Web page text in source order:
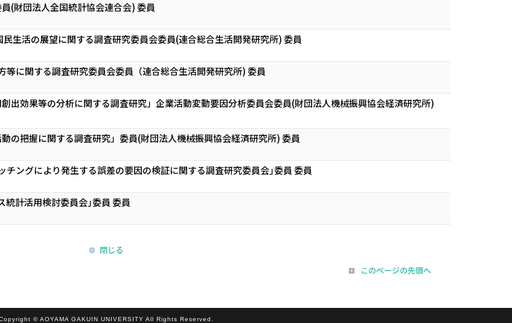
(財団法人全国統計協会連合会) 委員
生活の展望に関する調査研究委員会委員(連合総合生活開発研究所) 委員
等に関する調査研究委員会委員（連合総合生活開発研究所) 委員
創出効果等の分析に関する調査研究」企業活動変動要因分析委員会委員(財団法人機械振興協会経済研究所)
動の把握に関する調査研究」委員(財団法人機械振興協会経済研究所) 委員
チングにより発生する誤差の要因の検証に関する調査研究委員会｣委員 委員
統計活用検討委員会｣委員 委員
閉じる
このページの先頭へ
© AOYAMA GAKUIN UNIVERSITY All Rights Reserved.